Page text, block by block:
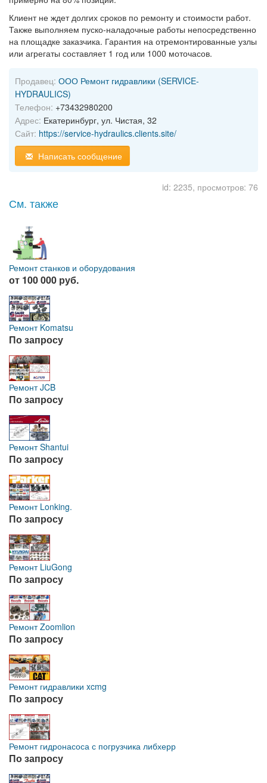
Клиент не ждет долгих сроков по ремонту и стоимости работ.
Также выполняем пуско-наладочные работы непосредственно
на площадке заказчика. Гарантия на отремонтированные узлы
или агрегаты составляет 1 год или 1000 моточасов.
Продавец: ООО Ремонт гидравлики (SERVICE-
HYDRAULICS)
Телефон: +73432980200
Адрес: Екатеринбург, ул. Чистая, 32
Сайт: https://service-hydraulics.clients.site/
Написать сообщение
id: 2235, просмотров: 76
См. также
Ремонт станков и оборудования
от 100 000 руб.
Ремонт Komatsu
По запросу
Ремонт JCB
По запросу
Ремонт Shantui
По запросу
Ремонт Lonking.
По запросу
Ремонт LiuGong
По запросу
Ремонт Zoomlion
По запросу
Ремонт гидравлики xcmg
По запросу
Ремонт гидронасоса с погрузчика либхерр
По запросу